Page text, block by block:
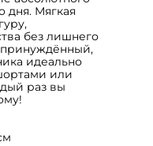
дня. Мягкая
без лишнего
идеально
или
раз вы